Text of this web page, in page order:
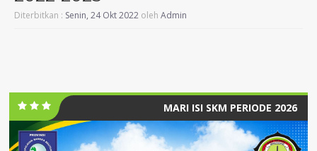
Diterbitkan : Senin, 24 Okt 2022 oleh Admin
MARI ISI SKM PERIODE 2026